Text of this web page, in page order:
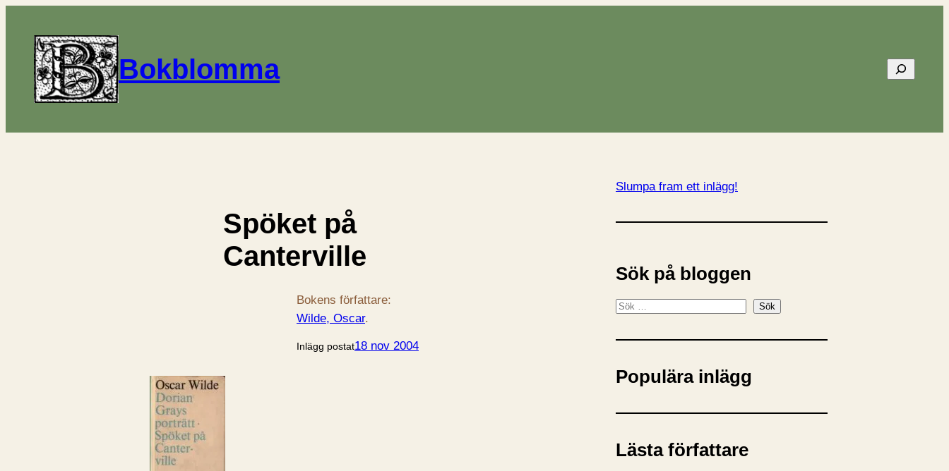
Bokblomma Sök
Spöket på
Canterville
Bokens författare:
Wilde, Oscar.
Inlägg postat18 nov 2004
Slumpa fram ett inlägg!
Sök på bloggen
S
k
Sök
Populära inlägg
Lästa författare